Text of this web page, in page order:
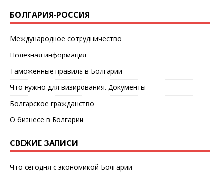
БОЛГАРИЯ-РОССИЯ
Международное сотрудничество
Полезная информация
Таможенные правила в Болгарии
Что нужно для визирования. Документы
Болгарское гражданство
О бизнесе в Болгарии
СВЕЖИЕ ЗАПИСИ
Что сегодня с экономикой Болгарии